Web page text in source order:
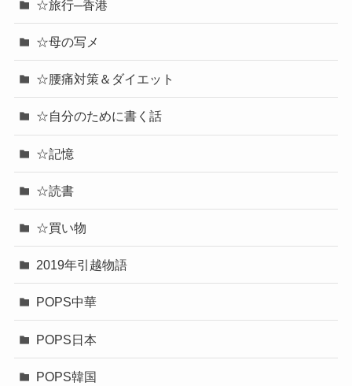
☆旅行─香港
☆母の写メ
☆腰痛対策＆ダイエット
☆自分のために書く話
☆記憶
☆読書
☆買い物
2019年引越物語
POPS中華
POPS日本
POPS韓国